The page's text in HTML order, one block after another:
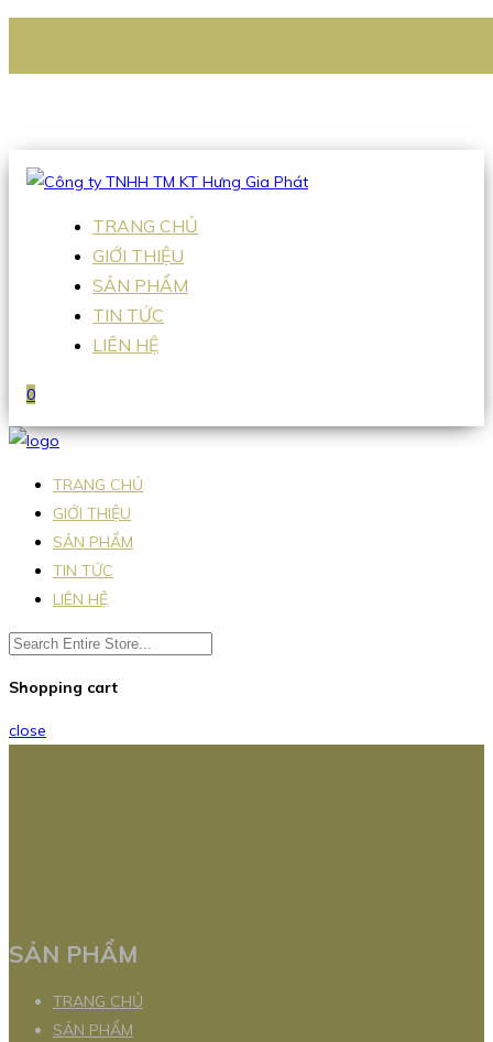
Hotline:0938 336 079
TRANG CHỦ
GIỚI THIỆU
SẢN PHẨM
TIN TỨC
LIÊN HỆ
0
TRANG CHỦ
GIỚI THIỆU
SẢN PHẨM
TIN TỨC
LIÊN HỆ
Shopping cart
close
SẢN PHẨM
TRANG CHỦ
SẢN PHẨM